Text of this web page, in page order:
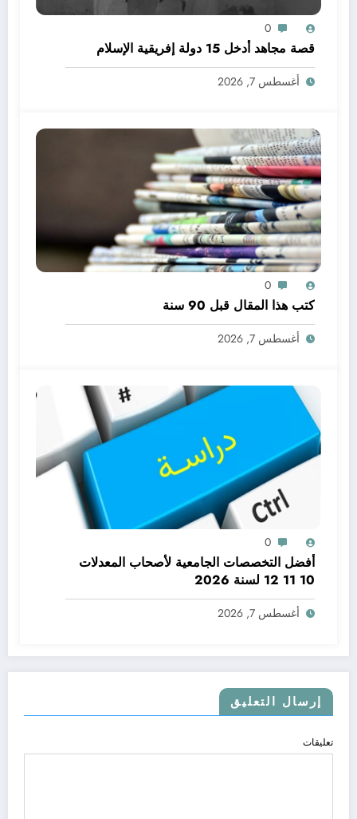
0
قصة مجاهد أدخل 15 دولة إفريقية الإسلام
أغسطس 7, 2026
0
كتب هذا المقال قبل 90 سنة
أغسطس 7, 2026
0
أفضل التخصصات الجامعية لأصحاب المعدلات
10 11 12 لسنة 2026
أغسطس 7, 2026
إرسال التعليق
تعليقات